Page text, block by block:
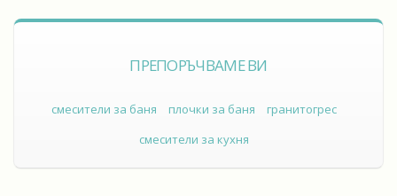
ПРЕПОРЪЧВАМЕ ВИ
смесители за баня плочки за баня
гранитогрес
смесители за кухня